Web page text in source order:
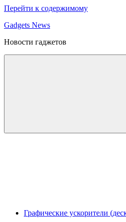
Перейти к содержимому
Gadgets News
Новости гаджетов
Графические ускорители